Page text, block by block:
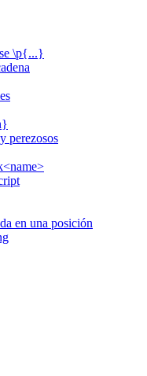
\p{...}
perezosos
en una posición